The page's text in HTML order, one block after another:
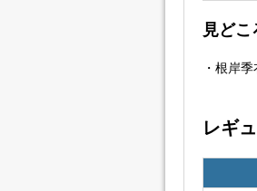
見どこ
・根岸
レギ